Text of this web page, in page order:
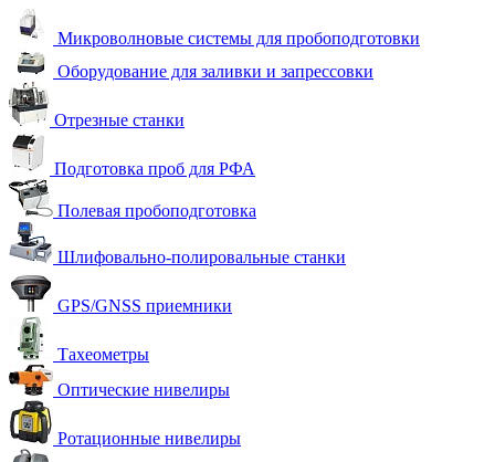
Микроволновые системы для пробоподготовки
Оборудование для заливки и запрессовки
Отрезные станки
Подготовка проб для РФА
Полевая пробоподготовка
Шлифовально-полировальные станки
GPS/GNSS приемники
Тахеометры
Оптические нивелиры
Ротационные нивелиры